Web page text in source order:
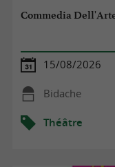
Commedia
15/08/2026
Bidache
Théâtre